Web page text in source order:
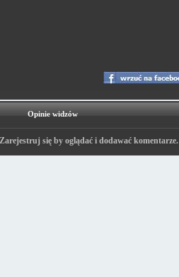
Opinie widzów
Zarejestruj się by oglądać i dodawać komentarze.